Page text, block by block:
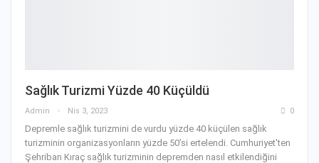
Sağlık Turizmi Yüzde 40 Küçüldü
Admin Nis 3, 2023 0
Depremle sağlık turizmini de vurdu yüzde 40 küçülen sağlık
turizminin organizasyonların yüzde 50’si ertelendi. Cumhuriyet'ten
Şehriban Kıraç sağlık turizminin depremden nasıl etkilendiğini